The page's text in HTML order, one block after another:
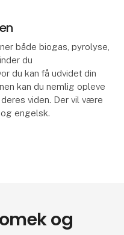
både biogas, pyrolyse,
du
du kan få udvidet din
kan du nemlig opleve
viden. Der vil være
engelsk.
og